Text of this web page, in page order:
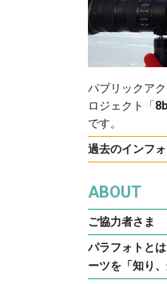
パブリックア
ロジェクト「
です。
過去のインフ
ABOUT
ご協力者さま
パラフォトと
ーツを「知り